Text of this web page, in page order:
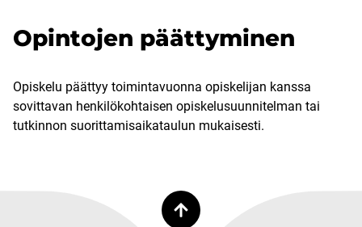
Opintojen päättyminen
Opiskelu päättyy toimintavuonna opiskelijan kanssa
sovittavan henkilökohtaisen opiskelusuunnitelman tai
tutkinnon suorittamisaikataulun mukaisesti.